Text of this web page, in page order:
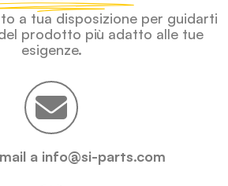
a tua disposizione per guidarti
prodotto più adatto alle tue
esigenze.
a info@si-parts.com